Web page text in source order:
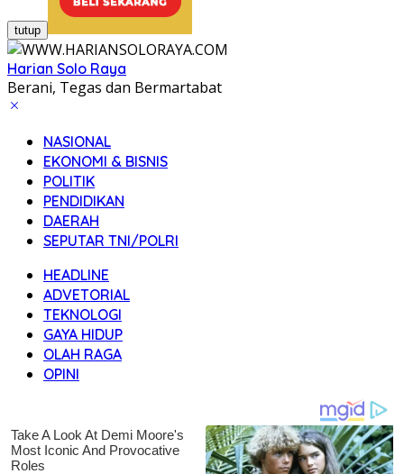
tutup
Harian Solo Raya
Berani, Tegas dan Bermartabat
NASIONAL
EKONOMI & BISNIS
POLITIK
PENDIDIKAN
DAERAH
SEPUTAR TNI/POLRI
HEADLINE
ADVETORIAL
TEKNOLOGI
GAYA HIDUP
OLAH RAGA
OPINI